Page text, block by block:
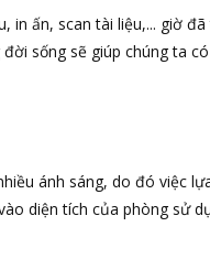
ấn, scan tài liệu,... giờ
sống sẽ giúp chúng ta
ánh sáng, do đó việc
diện tích của phòng sử